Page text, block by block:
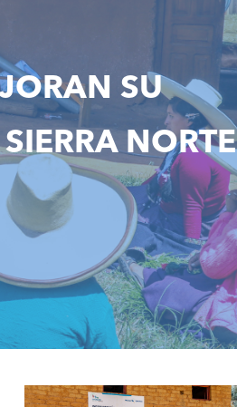
SU
NORTE